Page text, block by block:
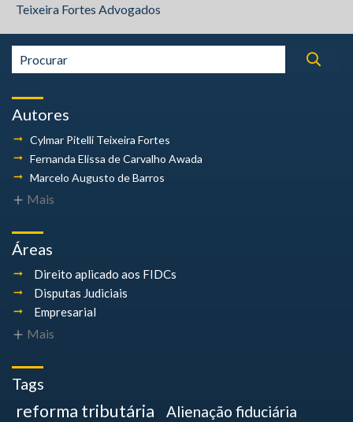
Teixeira Fortes Advogados
Autores
Cylmar Pitelli Teixeira Fortes
Fernanda Elissa de Carvalho Awada
Marcelo Augusto de Barros
Mais
Áreas
Direito aplicado aos FIDCs
Disputas Judiciais
Empresarial
Mais
Tags
reforma tributária
Alienação fiduciária